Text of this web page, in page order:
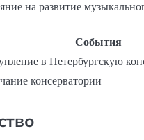
на развитие
События
в Петербургскую
консерватории